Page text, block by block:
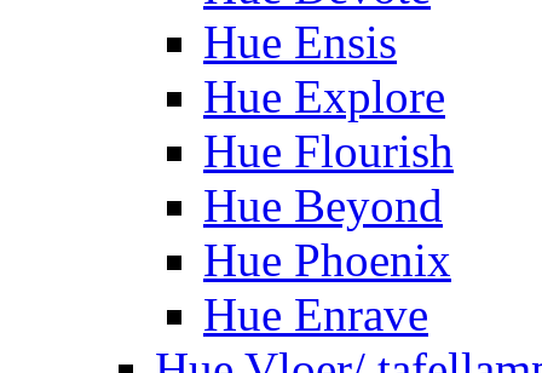
Hue Ensis
Hue Explore
Hue Flourish
Hue Beyond
Hue Phoenix
Hue Enrave